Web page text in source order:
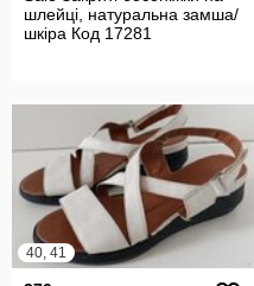
шлейці, натуральна замша/
шкіра Код 17281
40, 41